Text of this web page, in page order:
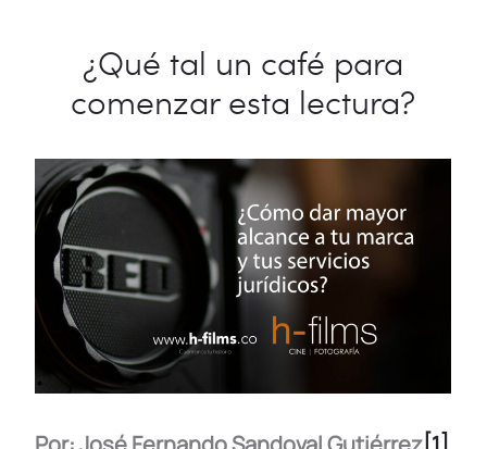
e
b
o
o
k
tt
er
k
e
dI
n
at
s
A
p
p
y
Li
n
k
m
p
ar
tir
¿Qué tal un café para
comenzar esta lectura?